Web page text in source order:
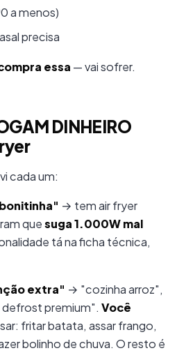
a menos)
precisa
essa — vai sofrer.
DINHEIRO
cada um:
→ tem air fryer
quesuga 1.000W mal
tá na ficha técnica,
extra" → "cozinha arroz",
premium".Você
fritar batata, assar frango,
bolinho de chuva. O resto é